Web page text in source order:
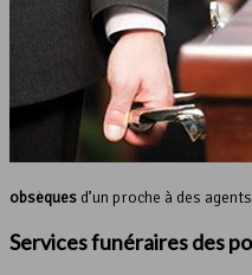
obsèques d’un proche à des
Services funéraires des